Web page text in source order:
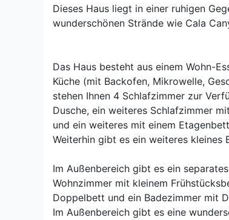
Dieses Haus liegt in einer ruhigen
wunderschönen Strände wie Cala
Das Haus besteht aus einem Wohn-
Küche (mit Backofen, Mikrowelle,
stehen Ihnen 4 Schlafzimmer zur
Dusche, ein weiteres Schlafzimmer
und ein weiteres mit einem
Weiterhin gibt es ein weiteres kleines
Im Außenbereich gibt es ein
Wohnzimmer mit kleinem
Doppelbett und ein Badezimmer mit
Im Außenbereich gibt es eine